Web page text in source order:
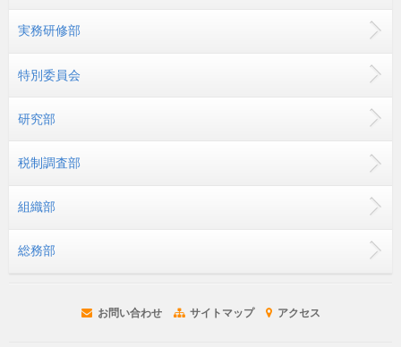
実務研修部
特別委員会
研究部
税制調査部
組織部
総務部
お問い合わせ サイトマップ アクセス